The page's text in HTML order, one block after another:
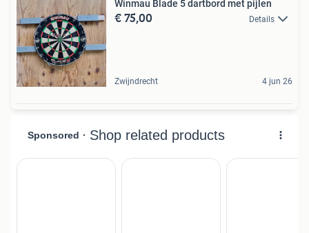
Winmau Blade 5 dartbord met pijlen
€ 75,00 Details
Zwijndrecht 4 jun 26